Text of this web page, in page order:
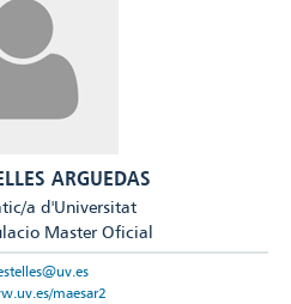
ARGUEDAS
a d'Universitat
Master Oficial
maesar2